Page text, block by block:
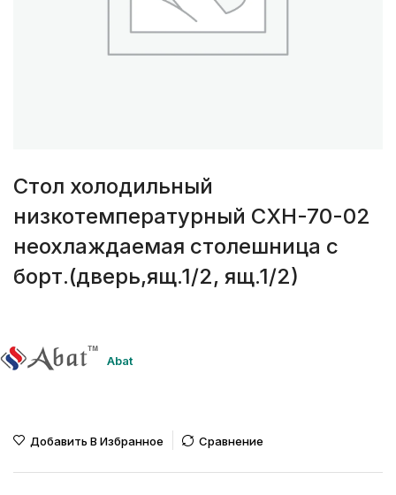
Стол холодильный
низкотемпературный СХН-70-02
неохлаждаемая столешница с
борт.(дверь,ящ.1/2, ящ.1/2)
Abat
Добавить В Избранное Сравнение